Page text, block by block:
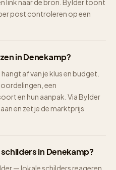
link naar de bron. Bylder toont
post controleren op een
in Denekamp?
af van je klus en budget.
een
en hun aanpak. Via Bylder
en zet je de marktprijs
in Denekamp?
— lokale schilders reageren